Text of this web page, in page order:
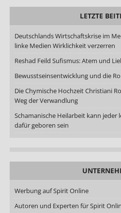
LETZTE
Deutschlands Wirtschaftskrise im
linke Medien Wirklichkeit verzerren
Reshad Feild Sufismus: Atem und
Bewusstseinsentwicklung und die
Die Chymische Hochzeit Christiani
Weg der Verwandlung
Schamanische Heilarbeit kann jeder
dafür geboren sein
Werbung auf Spirit Online
Autoren und Experten für Spirit